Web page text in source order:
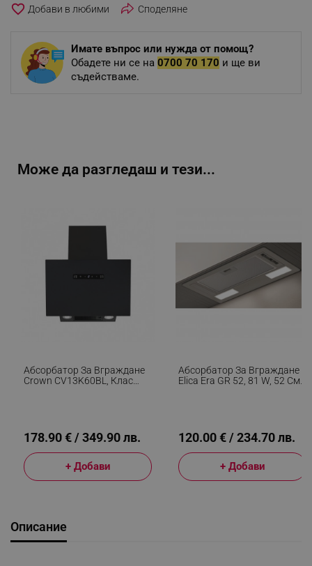
favorite_border Споделяне
Имате въпрос или нужда от помощ?
Обадете ни се на 0700 70 170 и ще ви
съдействаме.
Може да разгледаш и тези...
Абсорбатор За Вграждане
Crown CV13K60BL, Клас
178.90 € / 349.90 лв.
+ Добави
Абсорбатор За Вграждане
Elica Era GR 52, 81 W, 52 См,
120.00 € / 234.70 лв.
+ Добави
Описание